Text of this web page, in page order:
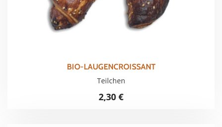
BIO-LAUGENCROISSANT
Teilchen
2,30 €